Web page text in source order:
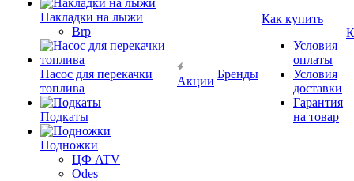
Накладки на лыжи
Brp
Насос для перекачки
топлива
Подкаты
Подножки
ЦФ ATV
Odes
Акции
Бренды
Как купить
Условия
оплаты
Условия
доставки
Гарантия
на товар